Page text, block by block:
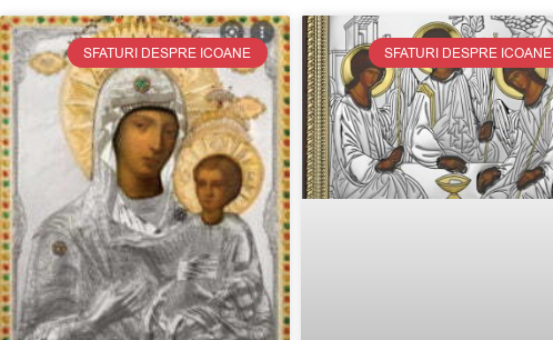
SFATURI DESPRE ICOANE SFATURI DESPRE ICOANE